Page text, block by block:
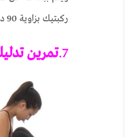
ركبتيك بزاوية 90 درجة ، عد مرة أخرى إلى وضع البداية.
7. تمرين